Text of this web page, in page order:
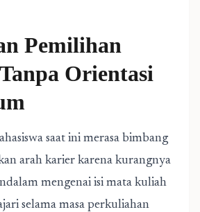
Pemilihan
Orientasi
saat ini merasa bimbang
arah karier karena kurangnya
mengenai isi mata kuliah
selama masa perkuliahan